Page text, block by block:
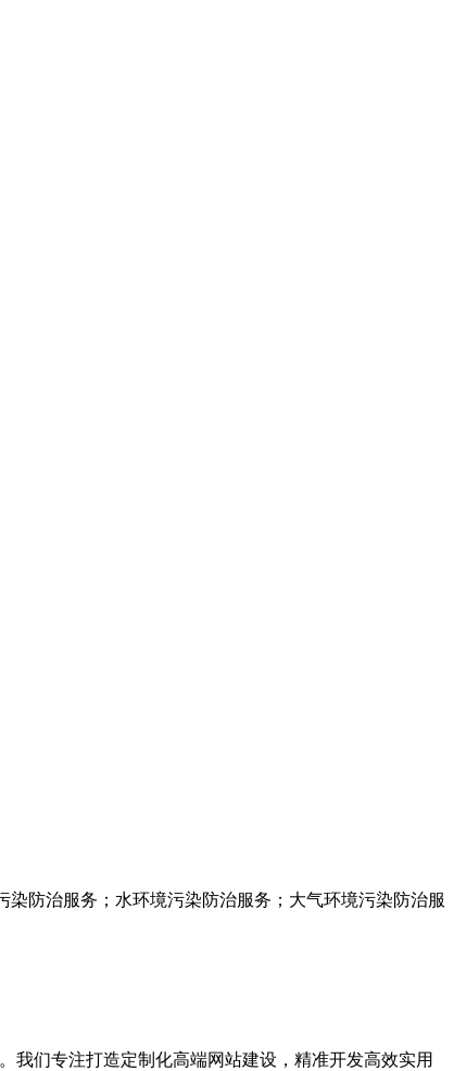
防治服务；水环境污染防治服务；大气环境污染防治服
们专注打造定制化高端网站建设，精准开发高效实用